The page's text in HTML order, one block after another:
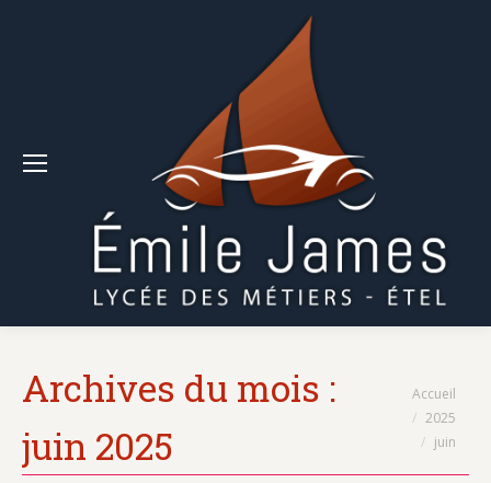
Archives du mois :
juin 2025
Vous êtes ici :
Accueil
2025
juin